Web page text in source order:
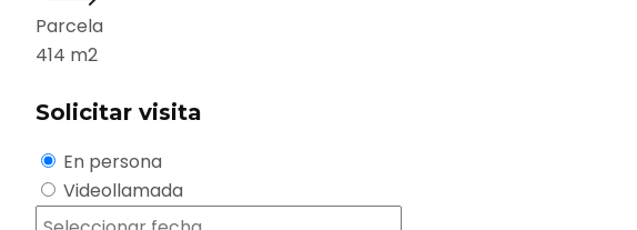
Parcela
414 m2
Solicitar visita
En persona
Videollamada